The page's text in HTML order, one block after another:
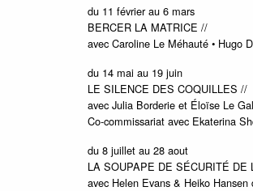
du 11 février au 6 mars
BERCER LA MATRICE //
avec Caroline Le Méhauté • Hugo
du 14 mai au 19 juin
LE SILENCE DES COQUILLES //
avec Julia Borderie et Éloïse Le
Co-commissariat avec Ekaterina
du 8 juillet au 28 aout
LA SOUPAPE DE SÉCURITÉ DE
avec Helen Evans & Heiko Hansen